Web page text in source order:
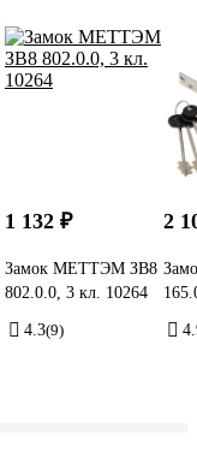
1 132 ₽
Замок МЕТТЭМ ЗВ8
802.0.0, 3 кл. 10264
4.3(9)
2